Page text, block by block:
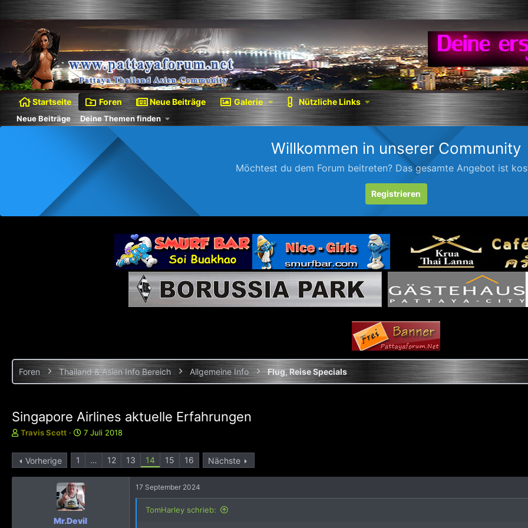
Startseite Foren Neue Beiträge Galerie Nützliche Links
Neue Beiträge Deine Themen finden
Willkommen in unserer Community
Möchtest du dem Forum beitreten? Das gesamte Angebot ist
Registrieren
Foren Thailand & Asien Info Bereich Allgemeine Info Flug, Reise Specials
Singapore Airlines aktuelle Erfahrungen
E
s
t
Travis Scott
E
s
l
l
t
a
7 Juli 2018
Vorherige 1 … 12 13 14 15 16 Nächste
Mr.Devil
17 September 2024
TomHarley schrieb: